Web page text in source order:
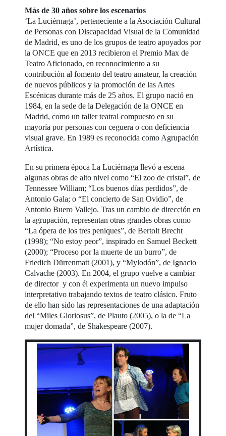
Más de 30 años sobre los escenarios
‘La Luciérnaga’, perteneciente a la Asociación Cultural
de Personas con Discapacidad Visual de la Comunidad
de Madrid, es uno de los grupos de teatro apoyados por
la ONCE que en 2013 recibieron el Premio Max de
Teatro Aficionado, en reconocimiento a su
contribución al fomento del teatro amateur, la creación
de nuevos públicos y la promoción de las Artes
Escénicas durante más de 25 años. El grupo nació en
1984, en la sede de la Delegación de la ONCE en
Madrid, como un taller teatral compuesto en su
mayoría por personas con ceguera o con deficiencia
visual grave. En 1989 es reconocida como Agrupación
Artística.
En su primera época La Luciérnaga llevó a escena
algunas obras de alto nivel como “El zoo de cristal”, de
Tennessee William; “Los buenos días perdidos”, de
Antonio Gala; o “El concierto de San Ovidio”, de
Antonio Buero Vallejo. Tras un cambio de dirección en
la agrupación, representan otras grandes obras como
“La ópera de los tres peniques”, de Bertolt Brecht
(1998); “No estoy peor”, inspirado en Samuel Beckett
(2000); “Proceso por la muerte de un burro”, de
Friedich Dürrenmatt (2001), y “Mylodón”, de Ignacio
Calvache (2003). En 2004, el grupo vuelve a cambiar
de director y con él experimenta un nuevo impulso
interpretativo trabajando textos de teatro clásico. Fruto
de ello han sido las representaciones de una adaptación
del “Miles Gloriosus”, de Plauto (2005), o la de “La
mujer domada”, de Shakespeare (2007).